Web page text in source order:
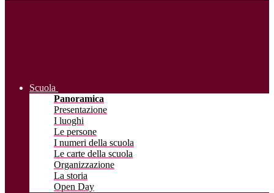
Scuola
Panoramica
Presentazione
I luoghi
Le persone
I numeri della scuola
Le carte della scuola
Organizzazione
La storia
Open Day